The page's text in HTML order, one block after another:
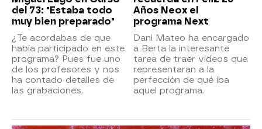
del 73: "Estaba todo
muy bien preparado"
¿Te acordabas de que
había participado en este
programa? Pues fue uno
de los profesores y nos
ha contado detalles de
las grabaciones.
Años Neox el
programa Next
Dani Mateo ha encargado
a Berta la interesante
tarea de traer vídeos que
representaran a la
perfección de qué iba
aquel programa.